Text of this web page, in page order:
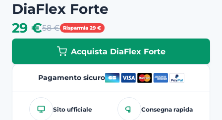
DiaFlex Forte
29 €58 € Risparmia 29 €
Acquista DiaFlex Forte
Pagamento sicuro
Sito ufficiale Consegna rapida